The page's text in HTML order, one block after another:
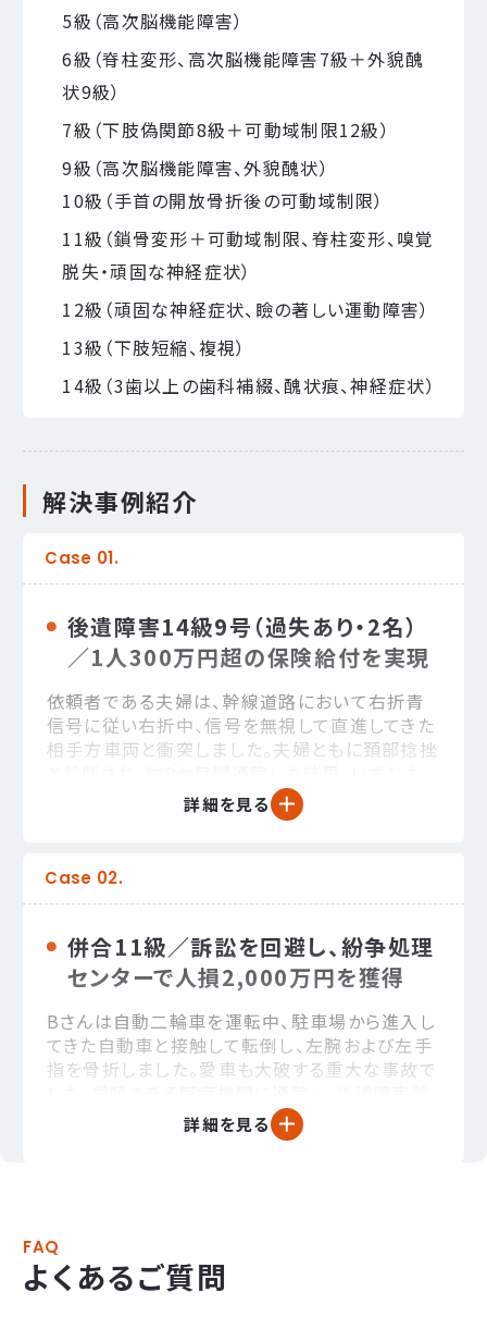
5級（高次脳機能障害）
6級（脊柱変形、高次脳機能障害7級＋外貌醜
状9級）
7級（下肢偽関節8級＋可動域制限12級）
9級（高次脳機能障害、外貌醜状）
10級（手首の開放骨折後の可動域制限）
11級（鎖骨変形＋可動域制限、脊柱変形、嗅覚
脱失・頑固な神経症状）
12級（頑固な神経症状、瞼の著しい運動障害）
13級（下肢短縮、複視）
14級（3歯以上の歯科補綴、醜状痕、神経症状）
解決事例紹介
後遺障害14級9号（過失あり・2名）
／1人300万円超の保険給付を実現
依頼者である夫婦は、幹線道路において右折青
信号に従い右折中、信号を無視して直進してきた
相手方車両と衝突しました。夫婦ともに頚部捻挫
後遺障害等級14級9号の認定を受けました。
事故態様をめぐり過失割合と賠償額に争いが生
ドライブレコーダー映像はありましたが、信
号切替の瞬間は記録されておらず、相手方
は青信号を主張しました。事故状況や車両
の動き、現場状況を具体的に主張・立証した
結果、過失割合は10％にとどまりました。
また、夫は自営業、妻は兼業主婦であり、休
業損害の算定が問題となりましたが、確定
申告書類や稼働実態を丁寧に説明し、裁判
自賠責保険313万円に加え、人損について
は当初提示額903万円から大幅に増額さ
詳細を見る
併合11級／訴訟を回避し、紛争処理
センターで人損2,000万円を獲得
Bさんは自動二輪車を運転中、駐車場から進入し
てきた自動車と接触して転倒し、左腕および左手
指を骨折しました。愛車も大破する重大な事故で
断書の作成を受けた結果、手関節の可動域制限
（12級）および小指の可動域制限（12級）が認め
交渉のポイント
詳細を見る
FAQ
よくあるご質問